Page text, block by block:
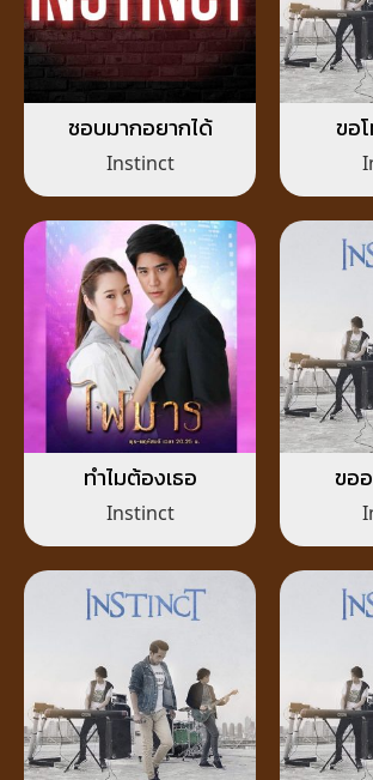
ชอบมากอยากได้
Instinct
ขอ
ทำไมต้องเธอ
Instinct
ขอ